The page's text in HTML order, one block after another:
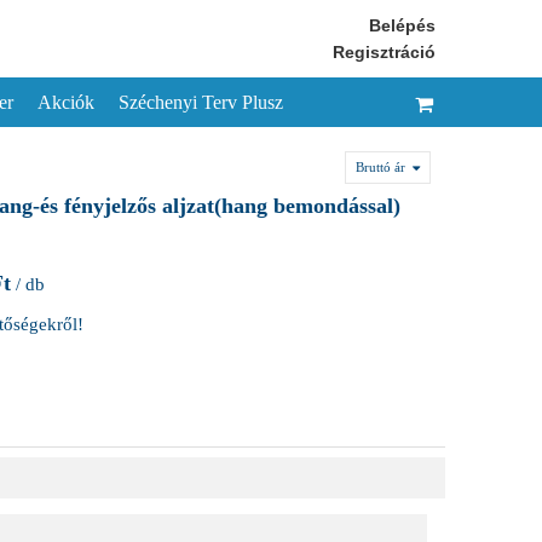
Belépés
Regisztráció
Akciók Széchenyi Terv Plusz
Bruttó ár
és fényjelzős aljzat(hang bemondással)
/ db